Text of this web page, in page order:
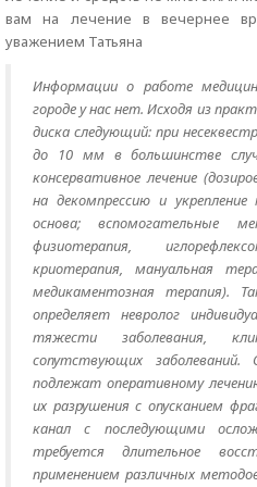
вам на лечение в вечернее
уважением Татьяна
Информации о работе
городе у нас нет. Исходя из
диска следующий: при
до 10 мм в большинстве
консервативное лечение
на декомпрессию и
основа; вспомогательные
физиотерапия,
криотерапия, мануальная
медикаментозная терапия).
определяет невролог
тяжести заболевания,
сопутствующих заболеваний.
подлежат оперативному
их разрушения с опусканием
канал с последующими
требуется длительное
применением различных